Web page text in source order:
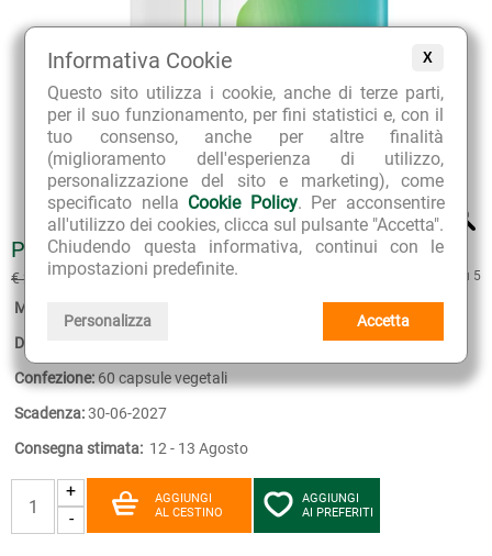
X
Informativa Cookie
Questo sito utilizza i cookie, anche di terze parti,
per il suo funzionamento, per fini statistici e, con il
tuo consenso, anche per altre finalità
(miglioramento dell'esperienza di utilizzo,
personalizzazione del sito e marketing), come
specificato nella Cookie Policy. Per acconsentire
all'utilizzo dei cookies, clicca sul pulsante "Accetta".
Chiudendo questa informativa, continui con le
impostazioni predefinite.
Personalizza Accetta
PARAOSSIMIX
€ 26.40 € 23.76(sconto 10%) 4.8 su 5
Marca:
Disponibilità:
Confezione: 60 capsule vegetali
Scadenza:30-06-2027
Consegna stimata: 12 - 13 Agosto
+
-
AGGIUNGI
AL CESTINO
AGGIUNGI
AI PREFERITI